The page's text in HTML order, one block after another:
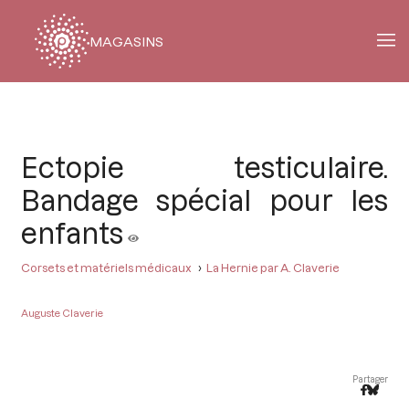
MAGASINS
Ectopie testiculaire.
Bandage spécial pour les
enfants
Corsets et matériels médicaux La Hernie par A. Claverie
Auguste Claverie
Partager